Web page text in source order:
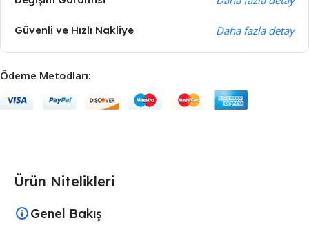
Güvenli ve Hızlı Nakliye Daha fazla detay
Ödeme Metodları:
Ürün Nitelikleri
Genel Bakış